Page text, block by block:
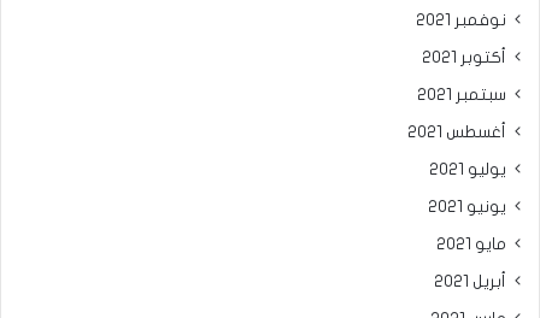
نوفمبر 2021
أكتوبر 2021
سبتمبر 2021
أغسطس 2021
يوليو 2021
يونيو 2021
مايو 2021
أبريل 2021